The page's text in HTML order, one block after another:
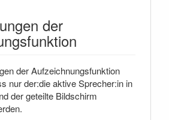
der
der Aufzeichnungsfunktion
nur der:die aktive Sprecher:in in
der geteilte Bildschirm